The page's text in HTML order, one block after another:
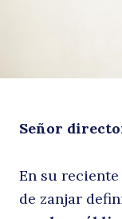
Señor
En su
de zanjar